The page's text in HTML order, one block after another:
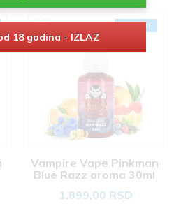
NOVO!
Vampire Vape Pinkman
Blue Razz aroma 30ml
1.899,00 RSD
18 godina - IZLAZ